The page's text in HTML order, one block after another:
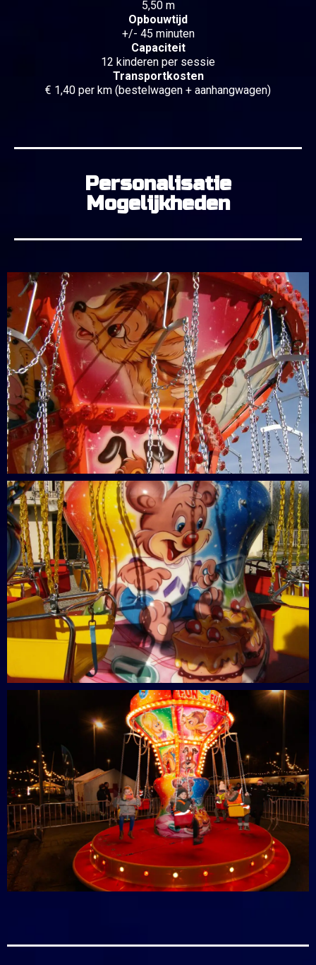
5,50 m
Opbouwtijd
+/- 45 minuten
Capaciteit
12 kinderen per sessie
Transportkosten
€ 1,40 per km (bestelwagen + aanhangwagen)
Personalisatie
Mogelijkheden